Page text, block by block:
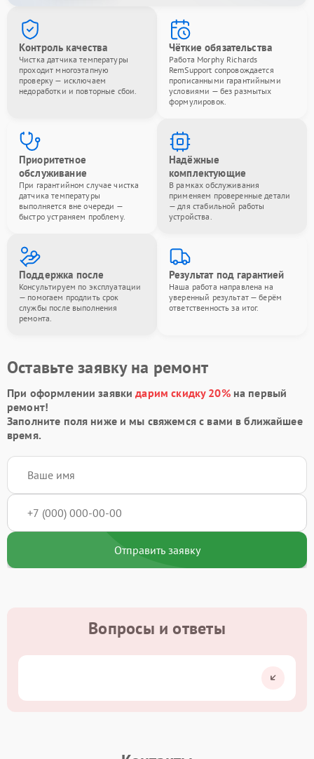
Контроль качества
Чистка датчика температуры
проходит многоэтапную
проверку — исключаем
недоработки и повторные сбои.
Чёткие обязательства
Работа Morphy Richards
RemSupport сопровождается
прописанными гарантийными
условиями — без размытых
формулировок.
Приоритетное
обслуживание
При гарантийном случае чистка
датчика температуры
выполняется вне очереди —
быстро устраняем проблему.
Надёжные
комплектующие
В рамках обслуживания
применяем проверенные детали
— для стабильной работы
устройства.
Поддержка после
Консультируем по эксплуатации
— помогаем продлить срок
службы после выполнения
ремонта.
Результат под гарантией
Наша работа направлена на
уверенный результат — берём
ответственность за итог.
Оставьте заявку на ремонт
При оформлении заявкидарим скидку 20%на первый
ремонт!
Заполните поля ниже и мы свяжемся с вами в ближайшее
время.
Отправить заявку
Вопросы и ответы